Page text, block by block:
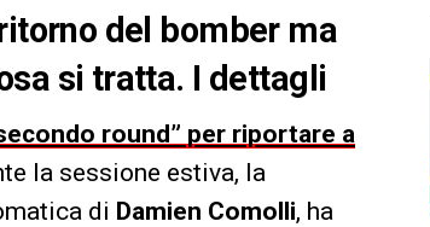
del bomber ma
si tratta. I dettagli
round” per riportare a
la sessione estiva, la
di Damien Comolli, ha